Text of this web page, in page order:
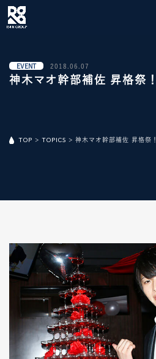
EVENT 2018.06.07
神木マオ幹部補佐 昇格祭！
TOP > TOPICS > 神木マオ幹部補佐 昇格祭！